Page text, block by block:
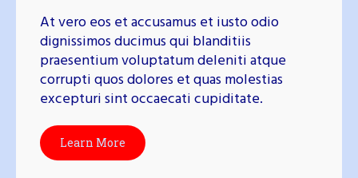
At vero eos et accusamus et iusto odio
dignissimos ducimus qui blanditiis
praesentium voluptatum deleniti atque
corrupti quos dolores et quas molestias
excepturi sint occaecati cupiditate.
Learn More